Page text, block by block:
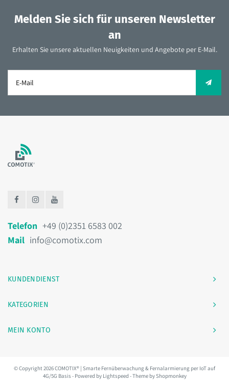
Melden Sie sich für unseren Newsletter
an
Erhalten Sie unsere aktuellen Neuigkeiten und Angebote per E-Mail.
Telefon +49 (0)2351 6583 002
Mail info@comotix.com
KUNDENDIENST
KATEGORIEN
MEIN KONTO
© Copyright 2026 COMOTIX® | Smarte Fernüberwachung & Fernalarmierung per IoT auf
4G/5G Basis - Powered by Lightspeed - Theme by Shopmonkey